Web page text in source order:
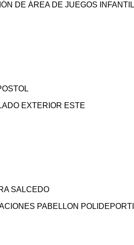
DE ÁREA DE JUEGOS
EXTERIOR ESTE
SALCEDO
PABELLON